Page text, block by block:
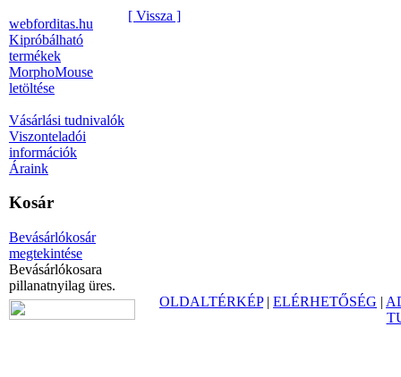
webforditas.hu
Kipróbálható
termékek
MorphoMouse
letöltése
Vásárlási tudnivalók
Viszonteladói
információk
Áraink
Kosár
Bevásárlókosár
megtekintése
Bevásárlókosara
pillanatnyilag üres.
[ Vissza ]
OLDALTÉRKÉP| ELÉRHETŐSÉG |